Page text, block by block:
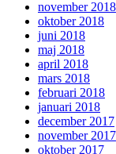
november 2018
oktober 2018
juni 2018
maj 2018
april 2018
mars 2018
februari 2018
januari 2018
december 2017
november 2017
oktober 2017